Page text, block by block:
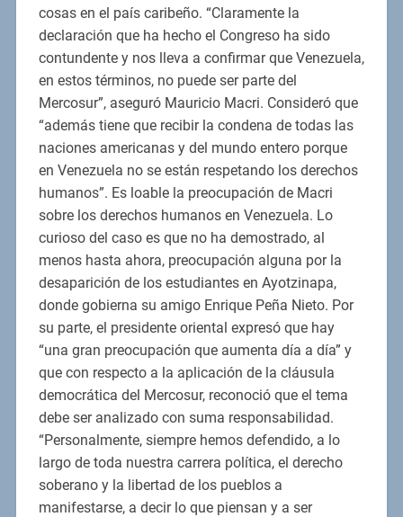
cosas en el país caribeño. “Claramente la
declaración que ha hecho el Congreso ha sido
contundente y nos lleva a confirmar que Venezuela,
en estos términos, no puede ser parte del
Mercosur”, aseguró Mauricio Macri. Consideró que
“además tiene que recibir la condena de todas las
naciones americanas y del mundo entero porque
en Venezuela no se están respetando los derechos
humanos”. Es loable la preocupación de Macri
sobre los derechos humanos en Venezuela. Lo
curioso del caso es que no ha demostrado, al
menos hasta ahora, preocupación alguna por la
desaparición de los estudiantes en Ayotzinapa,
donde gobierna su amigo Enrique Peña Nieto. Por
su parte, el presidente oriental expresó que hay
“una gran preocupación que aumenta día a día” y
que con respecto a la aplicación de la cláusula
democrática del Mercosur, reconoció que el tema
debe ser analizado con suma responsabilidad.
“Personalmente, siempre hemos defendido, a lo
largo de toda nuestra carrera política, el derecho
soberano y la libertad de los pueblos a
manifestarse, a decir lo que piensan y a ser